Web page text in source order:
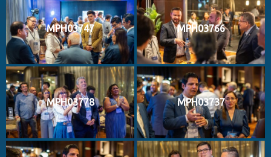
MPH03747 MPH03766
MPH03778 MPH03737